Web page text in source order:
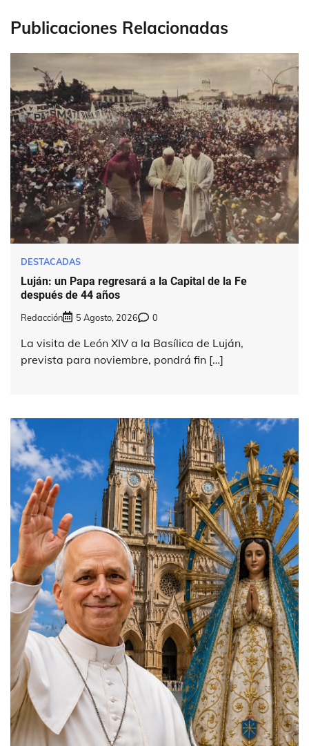
Publicaciones Relacionadas
DESTACADAS
Luján: un Papa regresará a la Capital de la Fe
después de 44 años
Redacción 5 Agosto, 2026 0
La visita de León XIV a la Basílica de Luján,
prevista para noviembre, pondrá fin […]